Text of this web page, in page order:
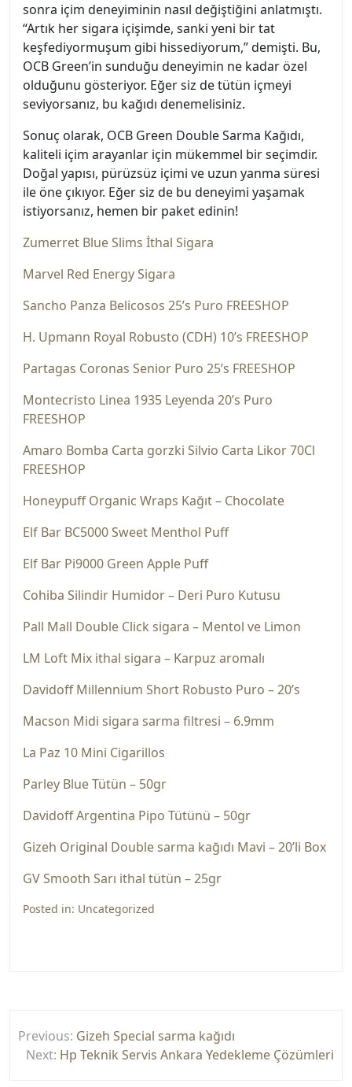
sonra içim deneyiminin nasıl değiştiğini anlatmıştı.
“Artık her sigara içişimde, sanki yeni bir tat
keşfediyormuşum gibi hissediyorum,” demişti. Bu,
OCB Green’in sunduğu deneyimin ne kadar özel
olduğunu gösteriyor. Eğer siz de tütün içmeyi
seviyorsanız, bu kağıdı denemelisiniz.
Sonuç olarak, OCB Green Double Sarma Kağıdı,
kaliteli içim arayanlar için mükemmel bir seçimdir.
Doğal yapısı, pürüzsüz içimi ve uzun yanma süresi
ile öne çıkıyor. Eğer siz de bu deneyimi yaşamak
istiyorsanız, hemen bir paket edinin!
Zumerret Blue Slims İthal Sigara
Marvel Red Energy Sigara
Sancho Panza Belicosos 25’s Puro FREESHOP
H. Upmann Royal Robusto (CDH) 10’s FREESHOP
Partagas Coronas Senior Puro 25’s FREESHOP
Montecristo Linea 1935 Leyenda 20’s Puro
FREESHOP
Amaro Bomba Carta gorzki Silvio Carta Likor 70Cl
FREESHOP
Honeypuff Organic Wraps Kağıt – Chocolate
Elf Bar BC5000 Sweet Menthol Puff
Elf Bar Pi9000 Green Apple Puff
Cohiba Silindir Humidor – Deri Puro Kutusu
Pall Mall Double Click sigara – Mentol ve Limon
LM Loft Mix ithal sigara – Karpuz aromalı
Davidoff Millennium Short Robusto Puro – 20’s
Macson Midi sigara sarma filtresi – 6.9mm
La Paz 10 Mini Cigarillos
Parley Blue Tütün – 50gr
Davidoff Argentina Pipo Tütünü – 50gr
Gizeh Original Double sarma kağıdı Mavi – 20’li Box
GV Smooth Sarı ithal tütün – 25gr
Posted in: Uncategorized
gezinmesi
Previous: Gizeh Special sarma kağıdı
Next: Hp Teknik Servis Ankara Yedekleme Çözümleri